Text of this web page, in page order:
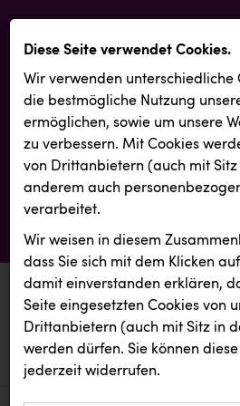
aktuelle aussendungen
kunden basics Backwelt Pilz
Diese Seite verwendet Cookies.
Wir verwenden unterschiedliche
die best­mögliche Nutzung
ermöglichen, sowie um unsere
zu verbessern. Mit Cookies
von Drittanbietern (auch mit Sitz
anderem auch
verarbeitet.
Wir weisen in diesem
dass Sie sich mit dem Klicken
damit ein­ver­standen erklären,
Seite eingesetzten Cookies von
Drittanbietern (auch mit Sitz in
werden dürfen. Sie können
jederzeit widerrufen.